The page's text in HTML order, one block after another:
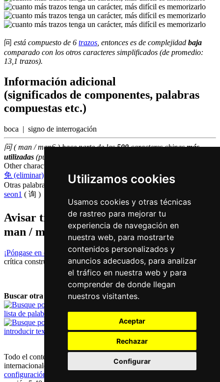
Utilizamos cookies
Usamos cookies y otras técnicas
de rastreo para mejorar tu
experiencia de navegación en
nuestra web, para mostrarte
contenidos personalizados y
anuncios adecuados, para analizar
el tráfico en nuestra web y para
comprender de donde llegan
nuestros visitantes.
Aceptar
Rechazar
Configurar
问 está compuesto de 6 trazos , entonces es de complejidad baja
comparado con los otros caracteres simplificados (de promedio:
13,1 trazos).
Información adicional
(significados de componentes, palabras
compuestas etc.)
boca | signo de interrogación
问 ( man / man6 ) hace parte de las500caracteres chinasmás
utilizadas (puesto número
Other characters that are pronounced
免 (eliminar)
Otras palabras que también significanpreguntar en chino
seon1 ( 询 )
Avisar traduccion falsa o faltante de
man / man6 )
¡Póngase en contacto con nosotros!Le agradecemos su feedback y
crítica constructiva.
Buscar otra palabra:
lista de palabras
introducir texto
Todo el contenido está protegido por derechos de autor alemánes e
internacionales |
contacto y aviso legal|declaración de privacidad
configuración de los cookies